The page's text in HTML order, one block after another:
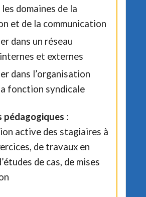
domaines de la
et de la communication
dans un réseau
et externes
dans l’organisation
fonction syndicale
pédagogiques :
active des stagiaires à
de travaux en
de cas, de mises